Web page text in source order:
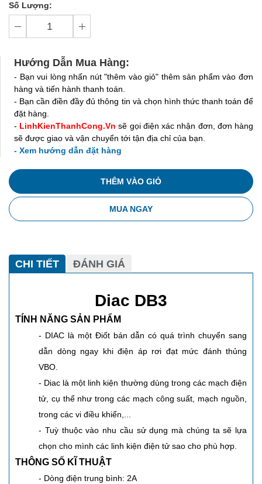
Số Lượng:
Hướng Dẫn Mua Hàng:
- Bạn vui lòng nhấn nút "thêm vào giỏ" thêm sản phẩm vào đơn
hàng và tiến hành thanh toán.
- Bạn cần điền đầy đủ thông tin và chọn hình thức thanh toán để
đặt hàng.
- LinhKienThanhCong.Vn sẽ gọi điện xác nhận đơn, đơn hàng
sẽ được giao và vận chuyển tới tận địa chỉ của bạn.
- Xem hướng dẫn đặt hàng
THÊM VÀO GIỎ
MUA NGAY
CHI TIẾT ĐÁNH GIÁ
Diac DB3
TÍNH NĂNG SẢN PHẨM
- DIAC là một Điốt bán dẫn có quá trình chuyển sang
dẫn dòng ngay khi điện áp rơi đạt mức đánh thủng
VBO.
- Diac là một linh kiện thường dùng trong các mạch điện
tử, cụ thể như trong các mạch công suất, mạch nguồn,
trong các vi điều khiển,...
- Tuỳ thuộc vào nhu cầu sử dụng mà chúng ta sẽ lựa
chọn cho mình các linh kiện điện tử sao cho phù hợp.
THÔNG SỐ KĨ THUẬT
- Dòng điện trung bình: 2A